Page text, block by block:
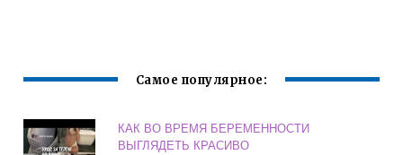
Самое популярное:
КАК ВО ВРЕМЯ БЕРЕМЕННОСТИ
ВЫГЛЯДЕТЬ КРАСИВО